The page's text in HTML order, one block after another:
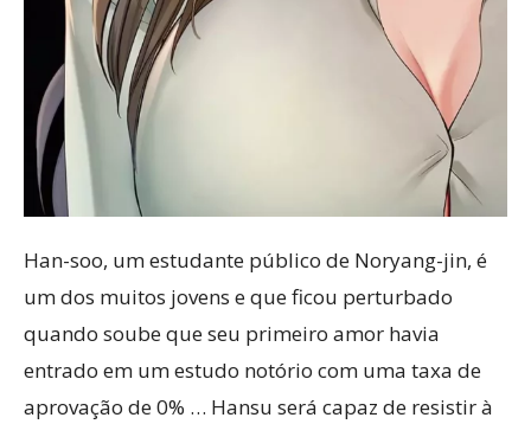
Han-soo, um estudante público de Noryang-jin, é
um dos muitos jovens e que ficou perturbado
quando soube que seu primeiro amor havia
entrado em um estudo notório com uma taxa de
aprovação de 0% … Hansu será capaz de resistir à